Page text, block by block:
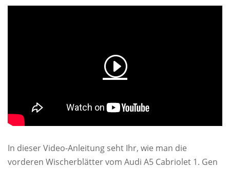
In dieser Video-Anleitung seht Ihr, wie man die
vorderen Wischerblätter vom Audi A5 Cabriolet 1. Gen